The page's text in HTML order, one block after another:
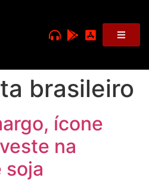
brasileiro
ícone
na
soja